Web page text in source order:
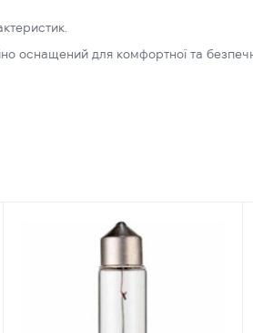
оснащений для комфортної та